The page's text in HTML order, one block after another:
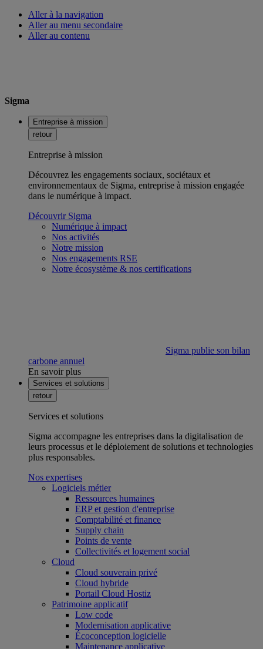
Aller à la navigation
Aller au menu secondaire
Aller au contenu
Sigma
Entreprise à mission
retour
Entreprise à mission
Découvrez les engagements sociaux, sociétaux et
environnementaux de Sigma, entreprise à mission engagée
dans le numérique à impact.
Découvrir Sigma
Numérique à impact
Nos activités
Notre mission
Nos engagements RSE
Notre écosystème & nos certifications
Sigma publie son bilan
carbone annuel
En savoir plus
Services et solutions
retour
Services et solutions
Sigma accompagne les entreprises dans la digitalisation de
leurs processus et le déploiement de solutions et technologies
plus responsables.
Nos expertises
Logiciels métier
Ressources humaines
ERP et gestion d'entreprise
Comptabilité et finance
Supply chain
Points de vente
Collectivités et logement social
Cloud
Cloud souverain privé
Cloud hybride
Portail Cloud Hostiz
Patrimoine applicatif
Low code
Modernisation applicative
Écoconception logicielle
Maintenance applicative